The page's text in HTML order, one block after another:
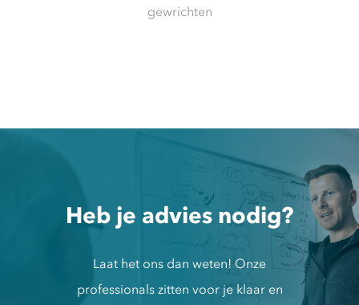
gewrichten
Heb je advies nodig?
Laat het ons dan weten! Onze
professionals zitten voor je klaar en